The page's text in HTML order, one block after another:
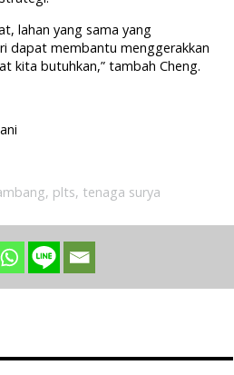
lahan yang sama yang
dapat membantu menggerakkan
kita butuhkan,” tambah Cheng.
, plts, tenaga surya